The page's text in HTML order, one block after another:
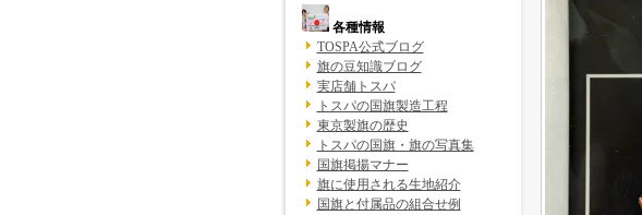
各種情報
TOSPA公式ブログ
旗の豆知識ブログ
実店舗トスパ
トスパの国旗製造工程
東京製旗の歴史
トスパの国旗・旗の写真集
国旗掲揚マナー
旗に使用される生地紹介
国旗と付属品の組合せ例